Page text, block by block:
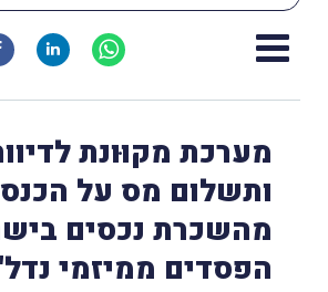
מערכת מקוּונת
ותשלום מס על
מהשכרת נכסים
הפסדים ממיזמי